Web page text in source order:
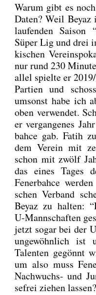
War­um gibt es
Daten? Weil Bey­az
lau­fen­den
Süper Lig und drei
ki­schen
nur rund 230
al­lel spiel­te er
Par­tien und
umsonst habe ich
oben ver­wen­det.
er ver­gan­ge­nes
bah­ce gab. Fatih
dem Ver­ein mit
schon mit zwölf
das eines Tages
Fener­bah­ce
schen Ver­band
Bey­az zu hal­ten:
U‑Mannschaften
jetzt sogar bei der
unge­wöhn­lich ist
Talen­ten gegönnt
um also muss
Nach­wuchs- und
se­frei zie­hen las­sen?